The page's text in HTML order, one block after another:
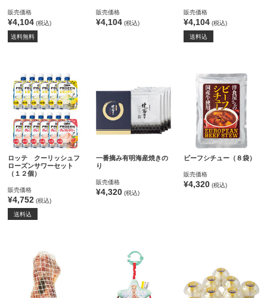
販売価格
¥4,104 (税込)
送料無料
販売価格
¥4,104(税込)
販売価格
¥4,104 (税込)
送料込
ロッテ クーリッシュフ
ローズンサワーセット
（１２個）
販売価格
¥4,752 (税込)
送料込
一番摘み有明海産焼きの
り
販売価格
¥4,320(税込)
ビーフシチュー（８袋）
販売価格
¥4,320 (税込)